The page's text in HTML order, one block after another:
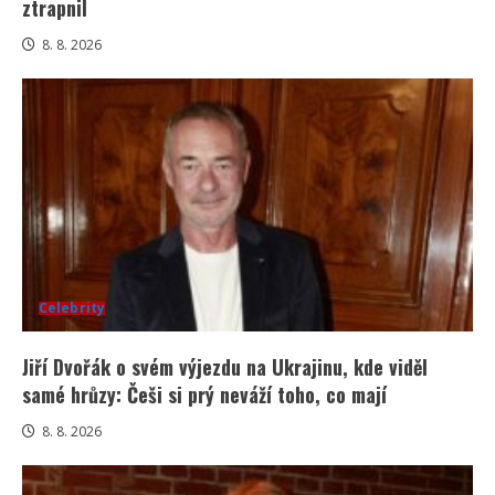
ztrapnil
8. 8. 2026
Celebrity
Jiří Dvořák o svém výjezdu na Ukrajinu, kde viděl
samé hrůzy: Češi si prý neváží toho, co mají
8. 8. 2026